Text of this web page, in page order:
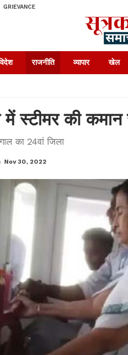
GRIEVANCE
राजनीति व्यापार खेल
में स्टीमर की
का 24वां जिला
Nov 30, 2022